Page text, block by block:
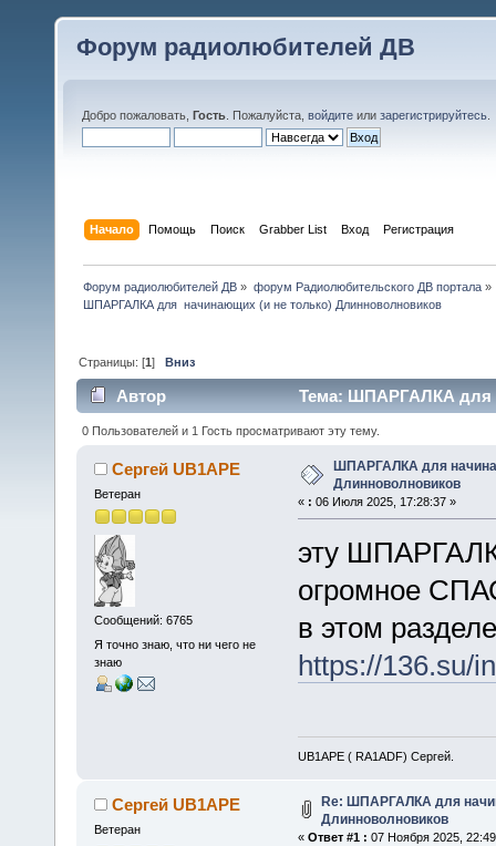
Форум радиолюбителей ДВ
Добро пожаловать, Гость . Пожалуйста, войдите или зарегистрируйтесь
Начало Помощь Поиск Grabber List Вход Регистрация
Форум радиолюбителей ДВ » форум Радиолюбительского ДВ портала»
ШПАРГАЛКА для  начинающих (и не только) Длинноволновиков
Страницы: [1]Вниз
Автор
Тема: ШПАРГАЛКА для
10910 раз)
0 Пользователей и 1 Гость просматривают эту тему.
Сергей UB1APE
Ветеран
Сообщений: 6765
Я точно знаю, что ни чего не
знаю
ШПАРГАЛКА для
Длинноволновиков
« : 06 Июля 2025, 17:28:37 »
эту
огромное
в этом
https://136.su/
UB1APE ( RA1ADF) Сергей.
Сергей UB1APE
Ветеран
Re: ШПАРГАЛКА для
Длинноволновиков
« Ответ #1 : 07 Ноября 2025,